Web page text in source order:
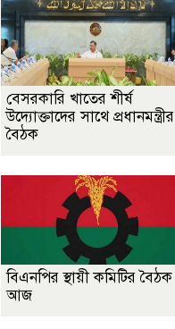
বেসরকারি খাতের শীর্ষ
উদ্যোক্তাদের সাথে প্রধানমন্ত্রীর
বৈঠক
বিএনপির স্থায়ী কমিটির বৈঠক
আজ